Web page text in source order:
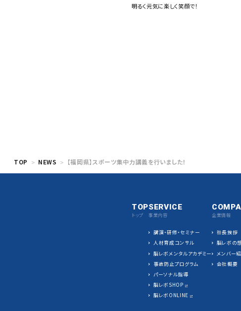
明るく元気に楽しく笑顔で！
TOP NEWS 【福岡県】スポーツ集中力講義を行いました！
TOP
トップ
SERVICE
事業内容
講演・研修・セミナー
人材育成コンサル
脳レボメンタルアカデミー
事故防止プログラム
パーソナル指導
脳レボSHOP
脳レボONLINE
企業情報
社長挨拶
脳レボの
メンバー
会社概要